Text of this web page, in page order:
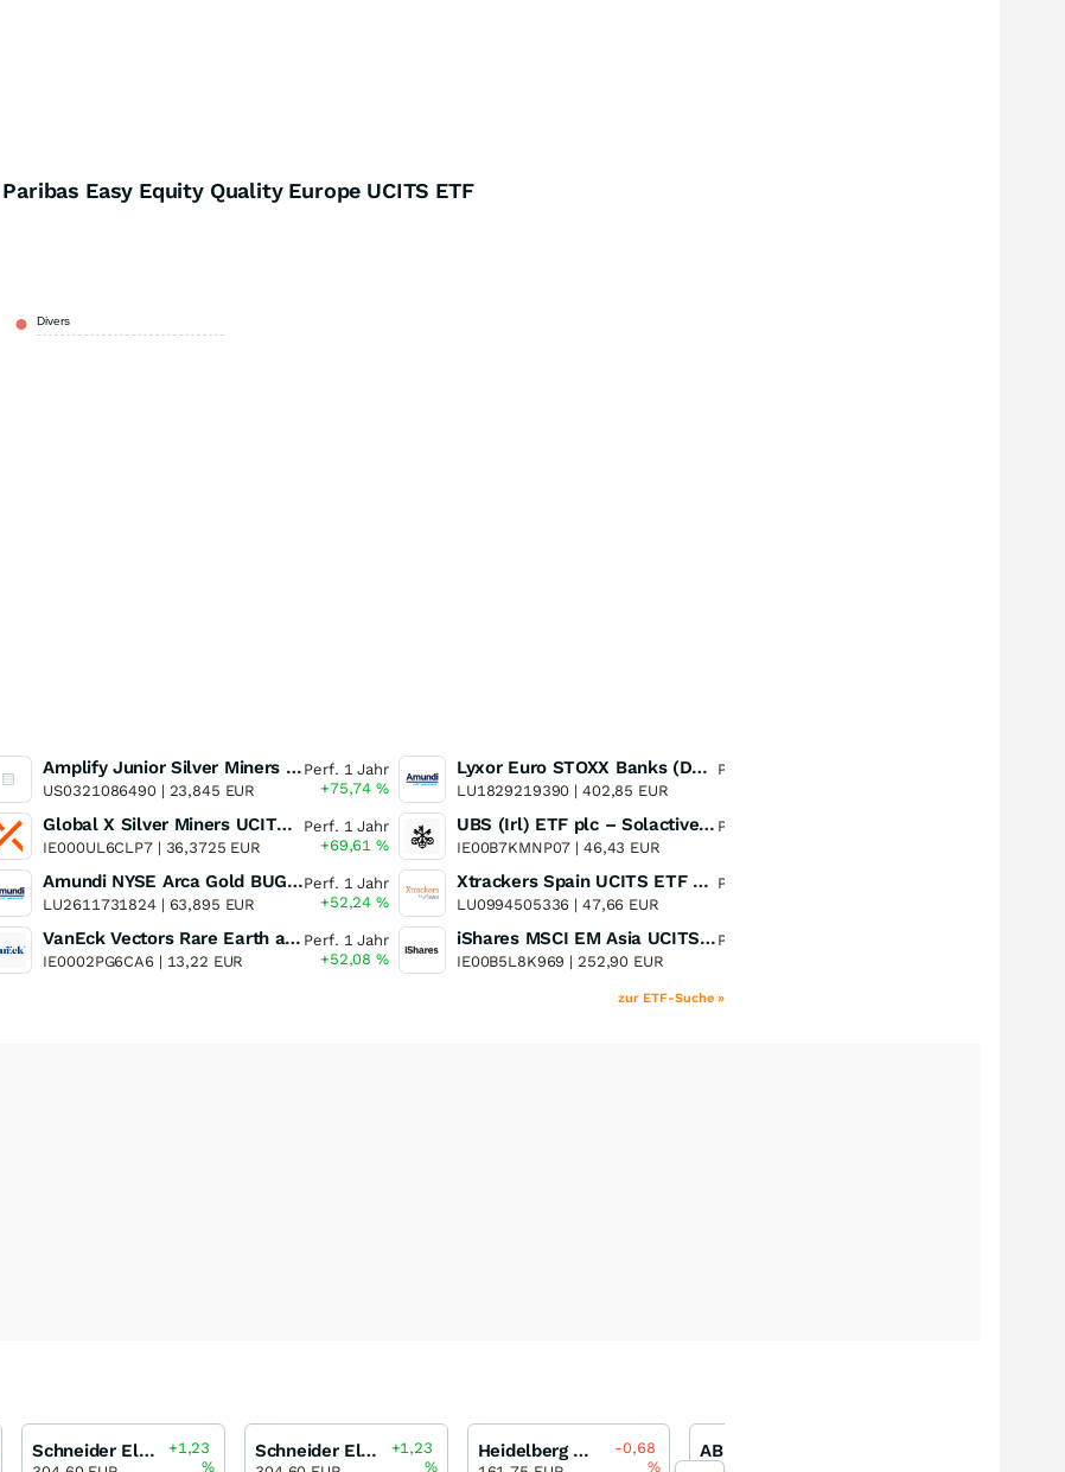
Easy Equity Quality Europe UCITS ETF
Divers
Amplify Junior Silver Miners ETF Junior Silver Miners ETF
US0321086490 | 23,845 EUR
Perf. 1 Jahr
+75,74%
Global X Silver Miners UCITS ETF
IE000UL6CLP7 | 36,3725 EUR
Perf. 1 Jahr
+69,61%
Amundi NYSE Arca Gold BUGS UCITS ETF Dist
LU2611731824 | 63,895 EUR
Perf. 1 Jahr
+52,24%
VanEck Vectors Rare Earth and Strategic Metals UCITS ETF
IE0002PG6CA6 | 13,22 EUR
Perf. 1 Jahr
+52,08%
Lyxor Euro STOXX Banks (DR) UCITS ETF- Acc
LU1829219390 | 402,85 EUR
Perf. 1 Jahr
UBS (Irl) ETF plc – Solactive Global Pure Gold Miners UCITS ETF - A Dis USD o.N.
IE00B7KMNP07 | 46,43 EUR
Perf. 1 Jahr
Xtrackers Spain UCITS ETF Distribution
LU0994505336 | 47,66 EUR
Perf. 1 Jahr
iShares MSCI EM Asia UCITS ETF
IE00B5L8K969 | 252,90 EUR
Perf. 1 Jahr
zur ETF-Suche »
Schneider Electric
+1,23
%
Schneider Electric
+1,23
%
Heidelberg Materials
-0,68
%
ABB